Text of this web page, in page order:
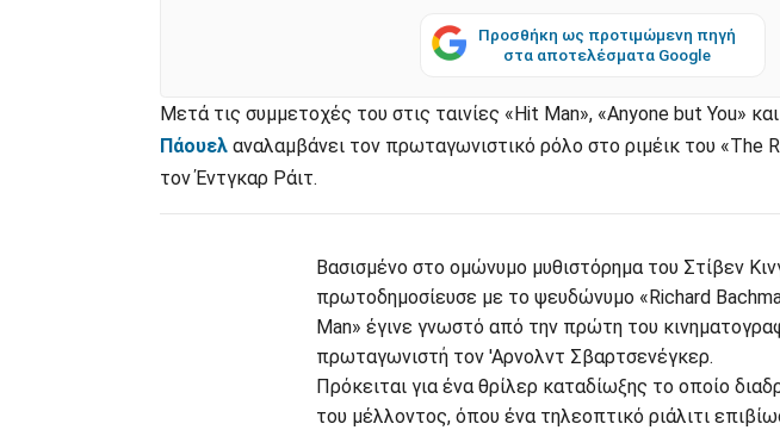
Προσθήκη ως προτιμώμενη πηγή
στα αποτελέσματα Google
Μετά τις συμμετοχές του στις ταινίες «Hit Man», «Anyone but You»
Πάουελ αναλαμβάνει τον πρωταγωνιστικό ρόλο στο ριμέικ του «The
τον Έντγκαρ Ράιτ.
Βασισμένο στο ομώνυμο μυθιστόρημα του Στίβεν
πρωτοδημοσίευσε με το ψευδώνυμο «Richard
Man» έγινε γνωστό από την πρώτη του
πρωταγωνιστή τον 'Αρνολντ Σβαρτσενέγκερ.
Πρόκειται για ένα θρίλερ καταδίωξης το οποίο
του μέλλοντος, όπου ένα τηλεοπτικό ριάλιτι